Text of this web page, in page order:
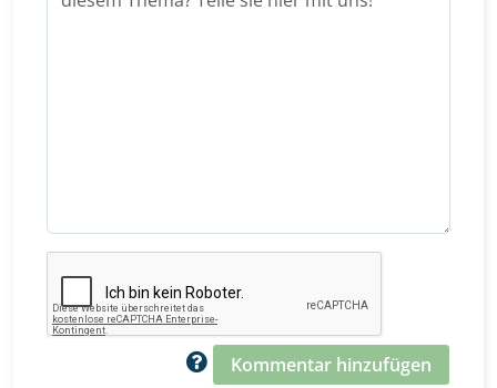
Kommentar hinzufügen